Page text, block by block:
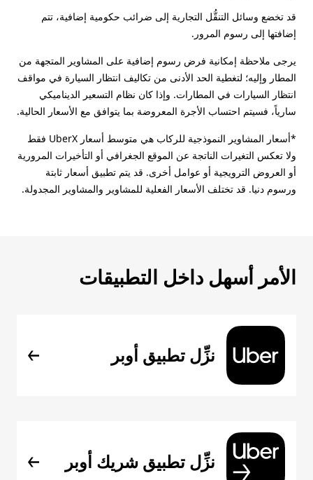
قد تخضع وسائل التنقُّل التجارية إلى ضرائب حكومية إضافية، تتم
إضافتها إلى رسوم المرور.
يرجى ملاحظة إمكانية فرض رسوم إضافية على المشاوير المتجهة من
المطار وإليه؛ لتغطية الحد الأدنى من تكاليف انتظار السيارة في مواقف
انتظار السيارات في المطارات. وإذا كان نظام التسعير الديناميكي
سارياً، فسيتم احتساب الأجرة المعروضة بما يتوافق مع الأسعار الحالية.
*أسعار المشاوير النموذجية للركاب هي متوسط أسعار UberX فقط
ولا تعكس التغيرات الناتجة عن الموقع الجغرافي أو التأخيرات المرورية
أو العروض الترويجية أو عوامل أخرى. قد يتم تطبيق أسعار ثابتة
ورسوم دنيا. قد تختلف الأسعار الفعلية للمشاوير والمشاوير المجدولة.
الأمر أسهل داخل التطبيقات
نزِّل تطبيق أوبر
نزِّل تطبيق شريك أوبر